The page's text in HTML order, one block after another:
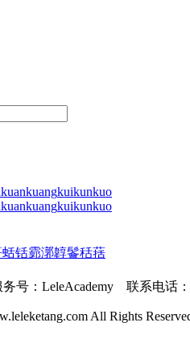
kuankuangkuikunkuo
kuankuangkuikunkuo
蛞铦霩漷韕鬠秳葀
号：LeleAcademy 联系电话：
All Rights